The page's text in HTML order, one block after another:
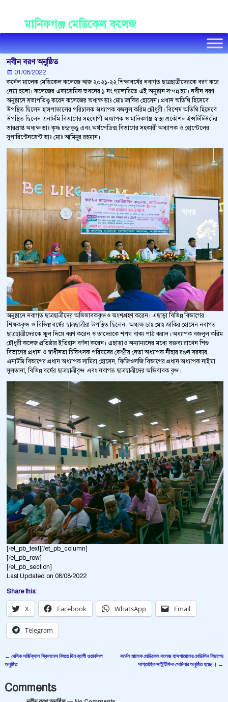
মানিকগঞ্জ মেডিকেল কলেজ
নবীন বরণ অনুষ্ঠিত
01/08/2022
কর্নেল মালেক মেডিকেল কলেজে আজ ২০২১-২২ শিক্ষাবর্ষের নবাগত ছাত্রছাত্রীদেরকে বরণ করে
নেয়া হলো। কলেজের একাডেমিক ভবনের ১ নং গ্যালারিতে এই অনুষ্ঠান সম্পন্ন হয়। নবীন বরণ
অনুষ্ঠানে সভাপতিত্ব করেন কলেজের অধ্যক্ষ ডাঃ মোঃ জাকির হোসেন। প্রধান অতিথি হিসেবে
উপস্থিত ছিলেন হাসপাতালের পরিচালক অধ্যাপক বজলুল করিম চৌধুরী। বিশেষ অতিথি হিসেবে
উপস্থিত ছিলেন এনাটমি বিভাগের সহযোগী অধ্যাপক ও মানিকগঞ্জ স্বাস্থ্য প্রকৌশল ইন্সটিটিউটের
ভারপ্রাপ্ত অধ্যক্ষ ডাঃ কৃষ্ণ চন্দ্র কুণ্ডু এবং অর্থপেডিক্স বিভাগের সহকারী অধ্যাপক ও হোস্টেলের
সুপারিন্টেনডেন্ট ডাঃ মোঃ আমিনুর রহমান।
অনুষ্ঠানে নবাগত ছাত্রছাত্রীদের অভিভাবকবৃন্দও অংশগ্রহণ করেন। এছাড়া বিভিন্ন বিভাগের
শিক্ষকবৃন্দ ও বিভিন্ন বর্ষের ছাত্রছাত্রীরা উপস্থিত ছিলেন। অধ্যক্ষ ডাঃ মোঃ জাকির হোসেন নবাগত
ছাত্রছাত্রীদেরকে ফুল দিয়ে বরণ করেন ও তাদেরকে শপথ বাক্য পাঠ করান। অধ্যাপক বজলুল করিম
চৌধুরী কলেজ প্রতিষ্ঠার ইতিহাস বর্ণনা করেন। এছাড়াও অন্যান্যদের মধ্যে বক্তব্য রাখেন শিশু
বিভাগের প্রধান ও স্বাধীনতা চিকিৎসক পরিষদের কেন্দ্রীয় নেতা অধ্যাপক নীহার রঞ্জন সরকার,
এনাটমি বিভাগের প্রধান অধ্যাপক সামিরা হোসেন, ফিজিওলজি বিভাগের প্রধান অধ্যাপক নাইমা
সুলতানা, বিভিন্ন বর্ষের ছাত্রছাত্রীবৃন্দ এবং নবাগত ছাত্রছাত্রীদের অভিবাবক বৃন্দ।
[/et_pb_text][/et_pb_column]
[/et_pb_row]
[/et_pb_section]
Last Updated on 08/08/2022
Share this:
X Facebook WhatsApp Email
Telegram
Post navigation
← বেসিক সর্জিক্যাল স্কিলনেস বিষয়ে দিন ব্যাপী ওয়ার্কসপ
অনুষ্ঠিত
কর্নেল মালেক মেডিকেল কলেজ হাসপাতালের মেডিসিন বিভাগের
সাপ্তাহিক সাইন্টিফিক সেমিনার অনুষ্ঠিত হচ্ছে । →
Comments